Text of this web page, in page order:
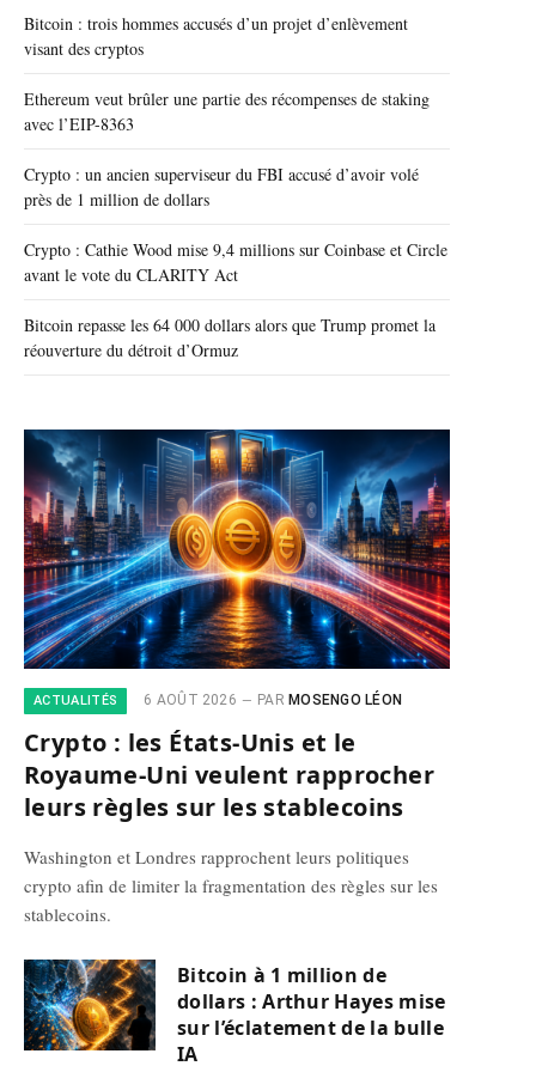
Bitcoin : trois hommes accusés d’un projet d’enlèvement
visant des cryptos
Ethereum veut brûler une partie des récompenses de staking
avec l’EIP-8363
Crypto : un ancien superviseur du FBI accusé d’avoir volé
près de 1 million de dollars
Crypto : Cathie Wood mise 9,4 millions sur Coinbase et Circle
avant le vote du CLARITY Act
Bitcoin repasse les 64 000 dollars alors que Trump promet la
réouverture du détroit d’Ormuz
ACTUALITÉS 6 AOÛT 2026 PAR MOSENGO LÉON
Crypto : les États-Unis et le
Royaume-Uni veulent rapprocher
leurs règles sur les stablecoins
Washington et Londres rapprochent leurs politiques
crypto afin de limiter la fragmentation des règles sur les
stablecoins.
Bitcoin à 1 million de
dollars : Arthur Hayes mise
sur l’éclatement de la bulle
IA